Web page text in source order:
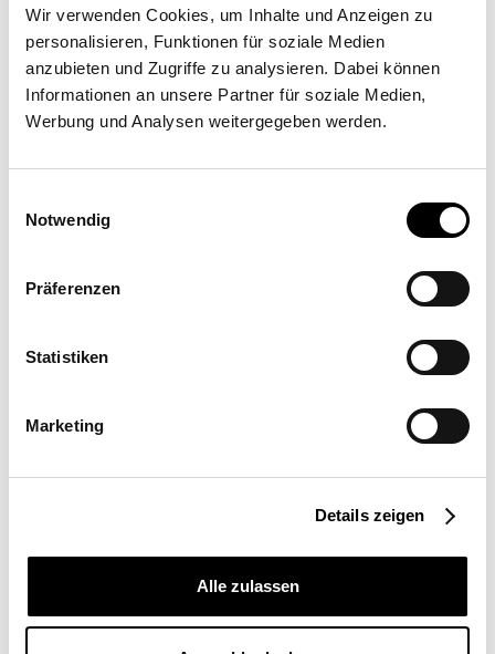
Wir verwenden Cookies, um Inhalte und Anzeigen zu
personalisieren, Funktionen für soziale Medien
anzubieten und Zugriffe zu analysieren. Dabei können
Informationen an unsere Partner für soziale Medien,
Werbung und Analysen weitergegeben werden.
Notwendig
Präferenzen
Statistiken
Marketing
Details zeigen
Alle zulassen
Umsetzungspartner
Similis "I TUOI SPAZI VIVI"
Viale Andrea De Luca 23, 84131 Salerno
Angebot anfordern
Segelgröße